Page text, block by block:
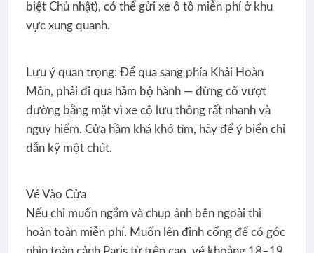
biệt Chủ nhật), có thể gửi xe ô tô miễn phí ở khu
vực xung quanh.
Lưu ý quan trọng: Để qua sang phía Khải Hoàn
Môn, phải đi qua hầm bộ hành — đừng cố vượt
đường bằng mặt vì xe cộ lưu thông rất nhanh và
nguy hiểm. Cửa hầm khá khó tìm, hãy để ý biển chỉ
dẫn kỹ một chút.
Vé Vào Cửa
Nếu chỉ muốn ngắm và chụp ảnh bên ngoài thì
hoàn toàn miễn phí. Muốn lên đỉnh cổng để có góc